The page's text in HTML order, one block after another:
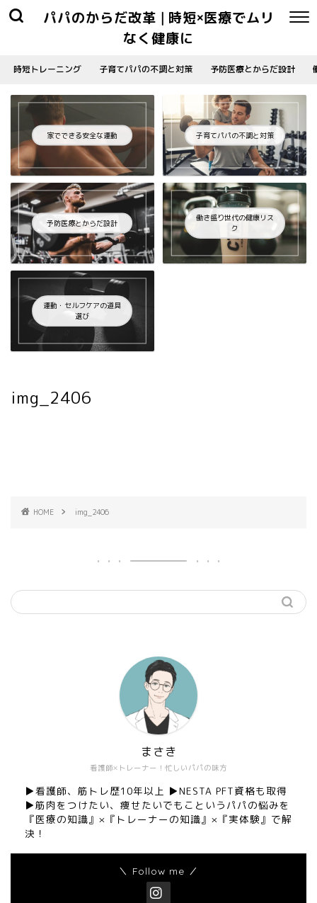
パパのからだ改革 | 時短×医療でムリ
なく健康に
時短トレーニング 子育てパパの不調と対策 予防医療とからだ設計
家でできる安全な運動 子育てパパの不調と対策
予防医療とからだ設計
働き盛り世代の健康リス
ク
運動・セルフケアの道具
選び
img_2406
HOME img_2406
看護師×トレーナー！忙しいパパの味方
まさき
▶︎看護師、筋トレ歴10年以上 ▶︎NESTA PFT資格も取得
▶︎筋肉をつけたい、痩せたいでもこというパパの悩みを
『医療の知識』×『トレーナーの知識』×『実体験』で解
決！
＼ Follow me ／